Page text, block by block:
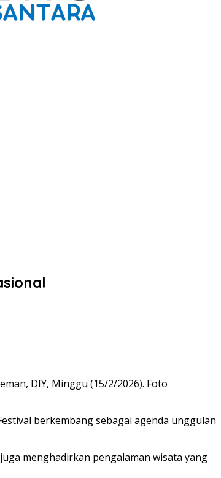
DIY, Minggu (15/2/2026). Foto
berkembang sebagai agenda unggulan
menghadirkan pengalaman wisata yang